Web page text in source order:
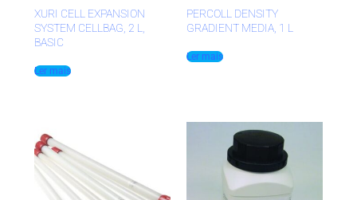
XURI CELL EXPANSION
SYSTEM CELLBAG, 2 L,
BASIC
Ler mais
PERCOLL DENSITY
GRADIENT MEDIA, 1 L
Ler mais